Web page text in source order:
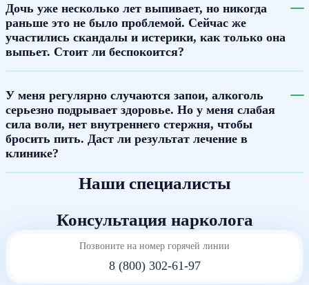
Дочь уже несколько лет выпивает, но никогда
раньше это не было проблемой. Сейчас же
участились скандалы и истерики, как только она
выпьет. Стоит ли беспокоится?
У меня регулярно случаются запои, алкоголь
серьезно подрывает здоровье. Но у меня слабая
сила воли, нет внутреннего стержня, чтобы
бросить пить. Даст ли результат лечение в
клинике?
Наши специалисты
Консультация нарколога
Позвоните на номер горячей линии
8 (800) 302-61-97